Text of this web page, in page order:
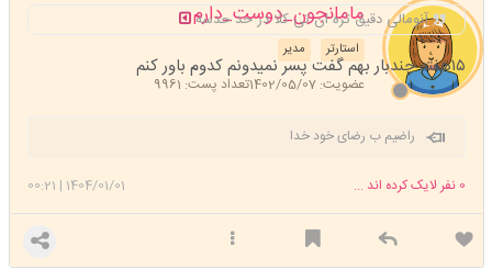
مامانجون_دوست_دارم
مدیر استارتر
عضویت: 1402/05/07 تعداد پست: 9961
آنومالی دقیق تره ان تی کلا در حد حدسه
۱۵هفته چندبار بهم گفت پسر نمیدونم کدوم باور کنم
راضیم ب رضای خود خدا
1404/01/01
|
00:21 0 نفر لایک کرده اند ...